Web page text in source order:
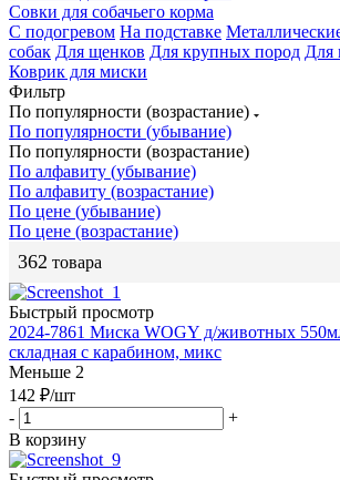
Совки для собачьего корма
С подогревом На подставке
собак Для щенков Для крупных пород Для
Коврик для миски
Фильтр
По популярности (возрастание)
По популярности (убывание)
По популярности (возрастание)
По алфавиту (убывание)
По алфавиту (возрастание)
По цене (убывание)
По цене (возрастание)
362 товара
Быстрый просмотр
2024-7861 Миска WOGY д/животных
складная с карабином, микс
Меньше 2
142 ₽/шт
-
+
В корзину